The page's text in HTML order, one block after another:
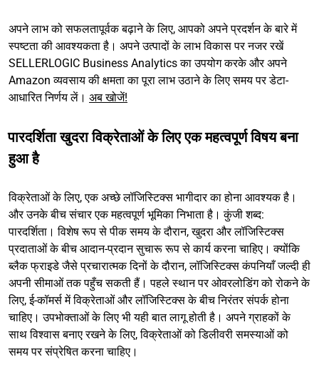
अपने लाभ को सफलतापूर्वक बढ़ाने के लिए, आपको अपने प्रदर्शन के बारे में
स्पष्टता की आवश्यकता है। अपने उत्पादों के लाभ विकास पर नजर रखें
SELLERLOGIC Business Analytics का उपयोग करके और अपने
Amazon व्यवसाय की क्षमता का पूरा लाभ उठाने के लिए समय पर डेटा-
आधारित निर्णय लें। अब खोजें!
पारदर्शिता खुदरा विक्रेताओं के लिए एक महत्वपूर्ण विषय बना
हुआ है
विक्रेताओं के लिए, एक अच्छे लॉजिस्टिक्स भागीदार का होना आवश्यक है।
और उनके बीच संचार एक महत्वपूर्ण भूमिका निभाता है। कुंजी शब्द:
पारदर्शिता। विशेष रूप से पीक समय के दौरान, खुदरा और लॉजिस्टिक्स
प्रदाताओं के बीच आदान-प्रदान सुचारू रूप से कार्य करना चाहिए। क्योंकि
ब्लैक फ्राइडे जैसे प्रचारात्मक दिनों के दौरान, लॉजिस्टिक्स कंपनियाँ जल्दी ही
अपनी सीमाओं तक पहुँच सकती हैं। पहले स्थान पर ओवरलोडिंग को रोकने के
लिए, ई-कॉमर्स में विक्रेताओं और लॉजिस्टिक्स के बीच निरंतर संपर्क होना
चाहिए। उपभोक्ताओं के लिए भी यही बात लागू होती है। अपने ग्राहकों के
साथ विश्वास बनाए रखने के लिए, विक्रेताओं को डिलीवरी समस्याओं को
समय पर संप्रेषित करना चाहिए।